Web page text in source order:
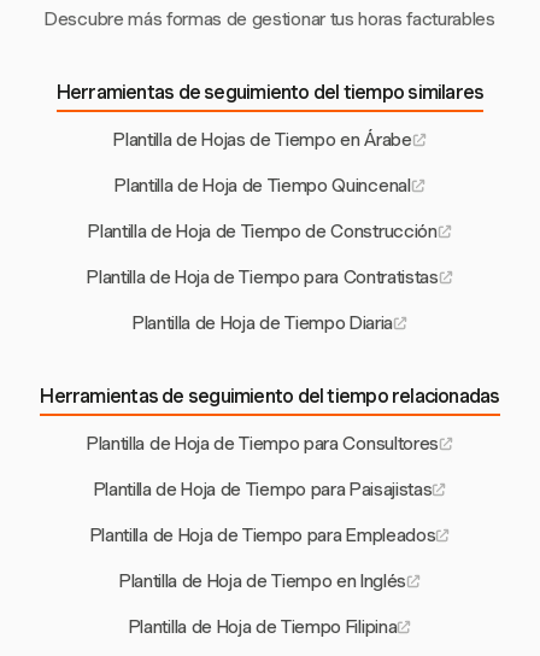
Descubre más formas de gestionar tus horas facturables
Herramientas de seguimiento del tiempo similares
Plantilla de Hojas de Tiempo en Árabe
Plantilla de Hoja de Tiempo Quincenal
Plantilla de Hoja de Tiempo de Construcción
Plantilla de Hoja de Tiempo para Contratistas
Plantilla de Hoja de Tiempo Diaria
Herramientas de seguimiento del tiempo relacionadas
Plantilla de Hoja de Tiempo para Consultores
Plantilla de Hoja de Tiempo para Paisajistas
Plantilla de Hoja de Tiempo para Empleados
Plantilla de Hoja de Tiempo en Inglés
Plantilla de Hoja de Tiempo Filipina